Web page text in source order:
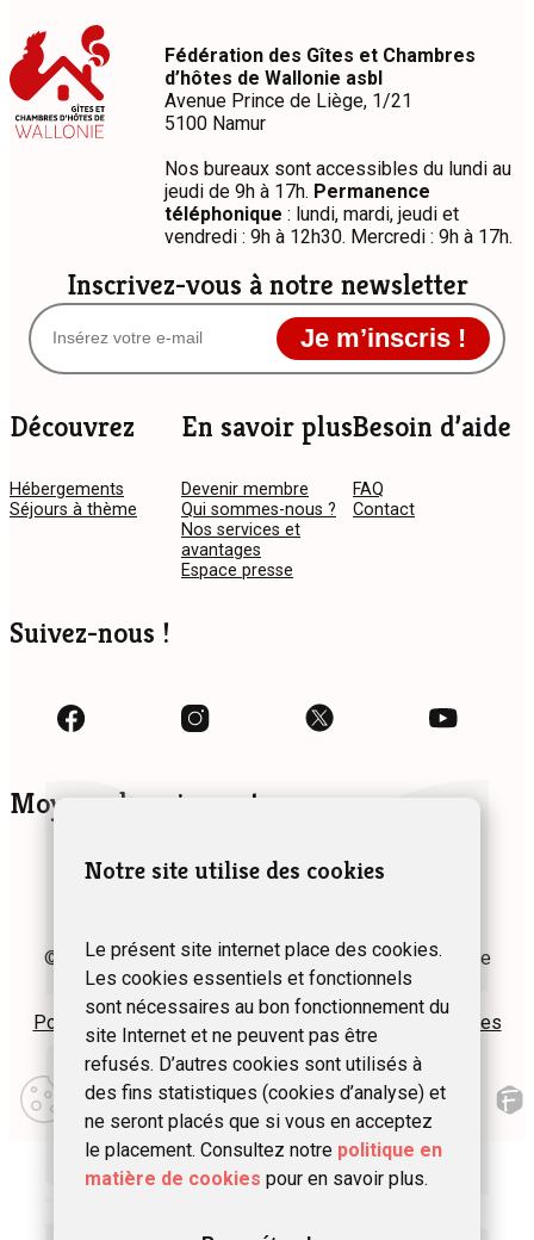
Inscrivez-vous à notre newsletter
Je m’inscris !
Fédération des Gîtes et Chambres
d’hôtes de Wallonie asbl
Avenue Prince de Liège, 1/21
5100 Namur
Nos bureaux sont accessibles du lundi au
jeudi de 9h à 17h. Permanence
téléphonique : lundi, mardi, jeudi et
vendredi : 9h à 12h30. Mercredi : 9h à 17h.
Découvrez
Hébergements
Séjours à thème
En savoir plus
Devenir membre
Qui sommes-nous ?
Nos services et
avantages
Espace presse
Besoin d’aide
FAQ
Contact
Suivez-nous !
Moyens de paiement
Modifier
mes
préférences
d\’utilisation
© 2024 Fédération des Gîtes et Chambres d’hôtes de
Wallonie asbl
Politique de confidentialité
Plan du site Mentions légales
Notre site utilise des cookies
Le présent site internet place des cookies.
Les cookies essentiels et fonctionnels
sont nécessaires au bon fonctionnement du
site Internet et ne peuvent pas être
refusés. D’autres cookies sont utilisés à
des fins statistiques (cookies d’analyse) et
ne seront placés que si vous en acceptez
le placement. Consultez notre politique en
matière de cookies pour en savoir plus.